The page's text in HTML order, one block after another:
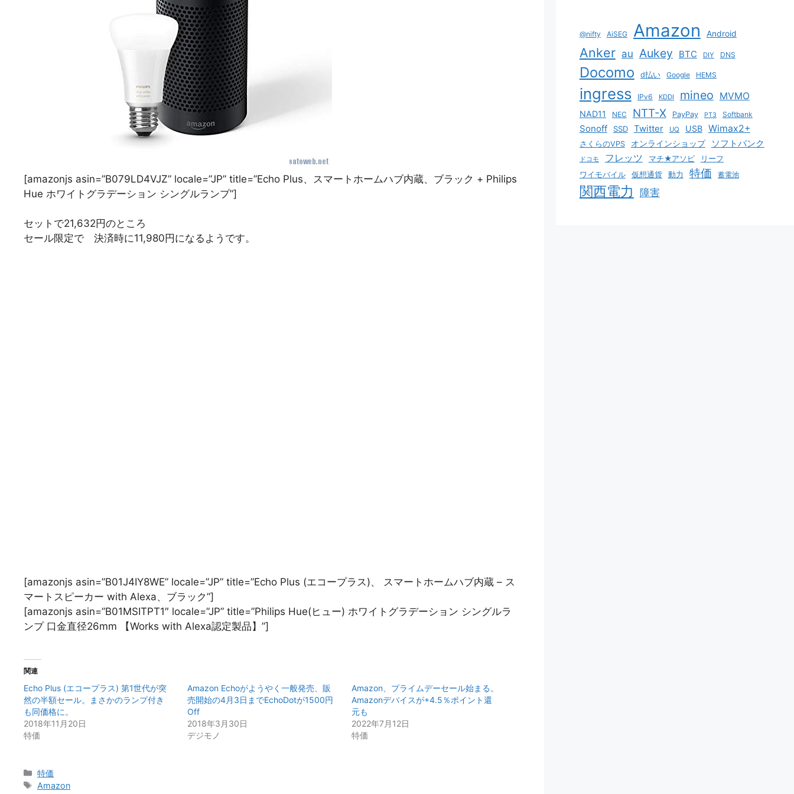
[amazonjs asin=”B079LD4VJZ” locale=”JP” title=”Echo Plus、スマートホームハブ内蔵、ブラック + Philips
Hue ホワイトグラデーション シングルランプ”]
セットで21,632円のところ
セール限定で 決済時に11,980円になるようです。
[amazonjs asin=”B01J4IY8WE” locale=”JP” title=”Echo Plus (エコープラス)、 スマートホームハブ内蔵 – ス
マートスピーカー with Alexa、ブラック”]
[amazonjs asin=”B01MSITPT1″ locale=”JP” title=”Philips Hue(ヒュー) ホワイトグラデーション シングルラ
ンプ 口金直径26mm 【Works with Alexa認定製品】”]
関連
Echo Plus (エコープラス) 第1世代が突
然の半額セール。まさかのランプ付き
も同価格に。
2018年11月20日
特価
Amazon Echoがようやく一般発売、販
売開始の4月3日までEchoDotが1500円
Off
2018年3月30日
デジモノ
Amazon、プライムデーセール始まる。
Amazonデバイスが+4.5％ポイント還
元も
2022年7月12日
特価
カ
テ
特価
タ
Amazon
@nifty AiSEG Amazon Android
Anker au Aukey BTC DIY DNS
Docomo d払い Google HEMS
ingress IPv6 KDDI mineo MVMO
NAD11 NEC NTT-X PayPay PT3 Softbank
Sonoff SSD Twitter UQ USB Wimax2+
さくらのVPS オンラインショップ ソフトバンク
ドコモ フレッツ マチ★アソビ
リーフ
ワイモバイル
仮想通貨 動力 特価 蓄電池
関西電力 障害